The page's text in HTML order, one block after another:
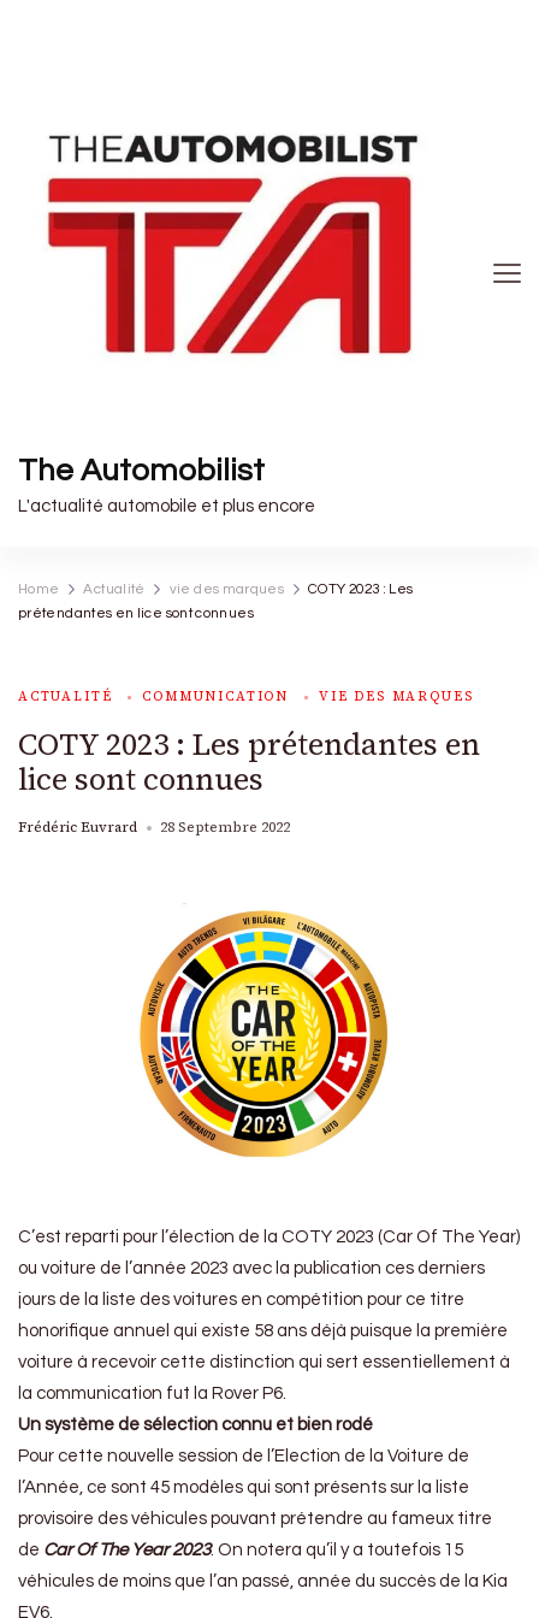
The Automobilist
L'actualité automobile et plus encore
Home Actualité vie des marques
COTY 2023 : Les
prétendantes en lice sont connues
ACTUALITÉ COMMUNICATION VIE DES MARQUES
COTY 2023 : Les prétendantes en
lice sont connues
Frédéric Euvrard 28 Septembre 2022
C’est reparti pour l’élection de la COTY 2023 (Car Of The Year)
ou voiture de l’année 2023 avec la publication ces derniers
jours de la liste des voitures en compétition pour ce titre
honorifique annuel qui existe 58 ans déjà puisque la première
voiture à recevoir cette distinction qui sert essentiellement à
la communication fut la Rover P6.
Un système de sélection connu et bien rodé
Pour cette nouvelle session de l’Election de la Voiture de
l’Année, ce sont 45 modèles qui sont présents sur la liste
provisoire des véhicules pouvant prétendre au fameux titre
de Car Of The Year 2023. On notera qu’il y a toutefois 15
véhicules de moins que l’an passé, année du succès de la Kia
EV6.